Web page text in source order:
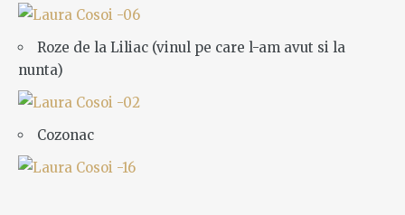
Roze de la Liliac (vinul pe care l-am avut si la
nunta)
Cozonac